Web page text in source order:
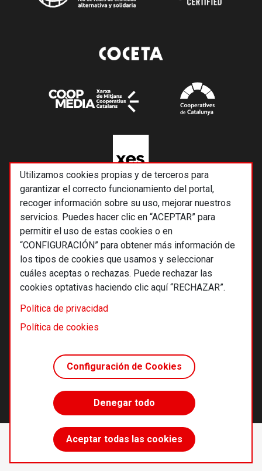
Utilizamos cookies propias y de terceros para
garantizar el correcto funcionamiento del portal,
recoger información sobre su uso, mejorar nuestros
servicios. Puedes hacer clic en “ACEPTAR” para
permitir el uso de estas cookies o en
“CONFIGURACIÓN” para obtener más información de
los tipos de cookies que usamos y seleccionar
cuáles aceptas o rechazas. Puede rechazar las
cookies optativas haciendo clic aquí “RECHAZAR”.
Política de privacidad
Política de cookies
Configuración de Cookies
Denegar todo
Aceptar todas las cookies
Accede sin límites
desde 55 €/año
Suscríbete
© 2026 Alternativas económicas SCCL
Footer
Términos y condiciones de uso
Política de cookies
Principios editoriales